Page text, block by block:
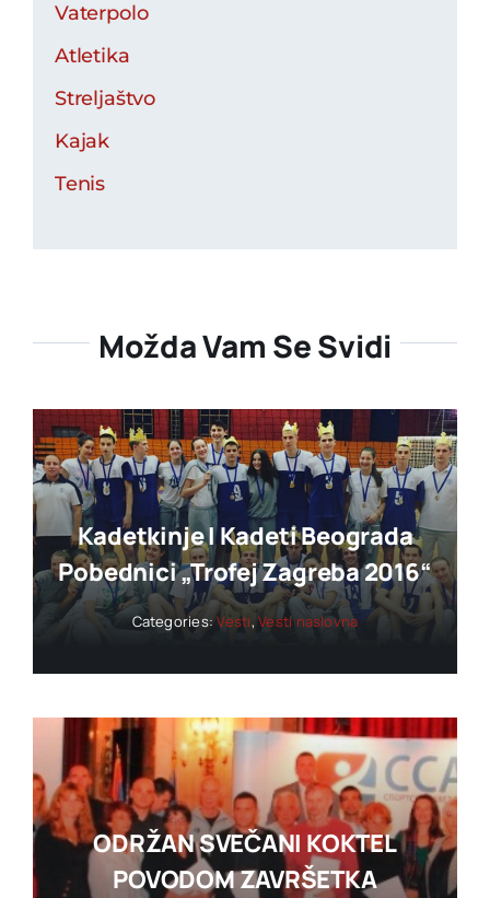
Vaterpolo
Atletika
Streljaštvo
Kajak
Tenis
Možda Vam Se Svidi
Kadetkinje I Kadeti Beograda
Pobednici „trofej Zagreba 2016“
Categories:Vesti,Vesti naslovna
ODRŽAN SVEČANI KOKTEL
POVODOM ZAVRŠETKA